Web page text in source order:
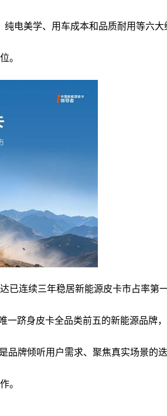
电美学、用车成本和品质耐用等六大
。
已连续三年稳居新能源皮卡市占率第
一跻身皮卡全品类前五的新能源品牌
品牌倾听用户需求、聚焦真实场景的迭
。